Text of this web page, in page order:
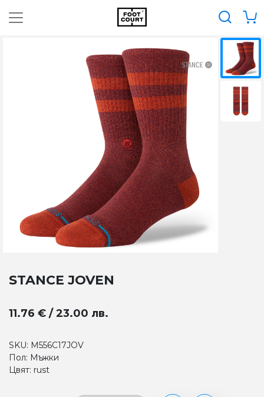
STANCE JOVEN
11.76 € / 23.00 лв.
SKU: M556C17JOV
Пол: Мъжки
Цвят: rust